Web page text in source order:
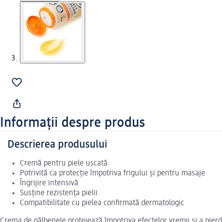
Informații despre produs
Descrierea produsului
Cremă pentru piele uscată
Potrivită ca protecție împotriva frigului și pentru masaje
Îngrijire intensivă
Susține rezistența pielii
Compatibilitate cu pielea confirmată dermatologic